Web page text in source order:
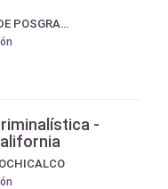
ESCUELA JACOBEA DE POSGRADO
-